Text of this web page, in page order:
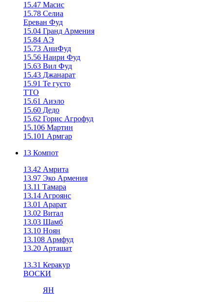
15.47 Масис
15.78 Селиа
Ереван Фуд
15.04 Гранд Армения
15.84 АЭ
15.73 АниФуд
15.56 Наири Фуд
15.63 Вил Фуд
15.43 Джанарат
15.91 Те густо
ТТО
15.61 Аиэло
15.60 Дедо
15.62 Горис Агрофуд
15.106 Мартин
15.101 Армгар
13 Компот
13.42 Амрита
13.97 Эко Армения
13.11 Тамара
13.14 Агроянс
13.01 Арарат
13.02 Витал
13.03 Шамб
13.10 Ноян
13.108 Армфуд
13.20 Арташат
13.31 Керакур
ВОСКИ
ЯН